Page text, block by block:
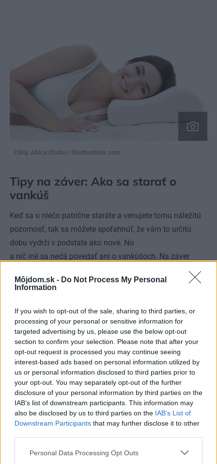
Môjdom.sk - Do Not Process My Personal
Information
If you wish to opt-out of the sale, sharing to third parties, or
processing of your personal or sensitive information for
targeted advertising by us, please use the below opt-out
section to confirm your selection. Please note that after your
opt-out request is processed you may continue seeing
interest-based ads based on personal information utilized by
us or personal information disclosed to third parties prior to
your opt-out. You may separately opt-out of the further
disclosure of your personal information by third parties on the
IAB’s list of downstream participants. This information may
also be disclosed by us to third parties on the IAB’s List of
Downstream Participants that may further disclose it to other
Please note that this website/app uses one or more Google
Personal Data Processing Opt Outs
Zdroj: Africa Studio / Shutterstock.com
Tipy na záver: Ako sa starať o
vankúš
Keď sa o niečo patrične staráte a venujete tomu náležitú
pozornosť, tak sa môžete spoľahnúť, že vám to určitú
dobu vydrží v podstate ako nové. No
a nič iné sa nedá povedať ani o vankúšoch. Na záver
preto pridávame niekoľko tipov, ako sa starať o vankúš,
aby vám vydržal čo najdlhšie:
alfou a omegou správnej starostlivosti o
vankúše aj ostatnú posteľnú bielizeň je
každodenné ranné vetranie spálne – predídete
tak hromadeniu sa vlhkosti nielen vo
vankúšoch
bezprostredne po zobudení sa by ste mali váš
vankúš pretrepať alebo ponatriasať, aby si
zachoval svoj tvar a svoju pružnosť a pevnosť
podľa pokynov výrobcu